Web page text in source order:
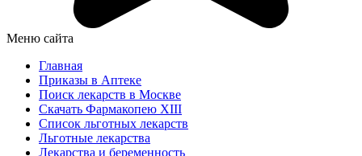
Меню сайта
Главная
Приказы в Аптеке
Поиск лекарств в Москве
Скачать Фармакопею XIII
Список льготных лекарств
Льготные лекарства
Лекарства и беременность